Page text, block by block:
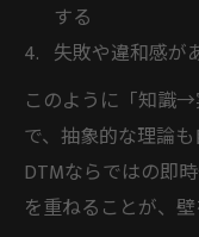
する
失敗や違和感が
このように「知識
で、抽象的な理論
DTMならではの即
を重ねることが、